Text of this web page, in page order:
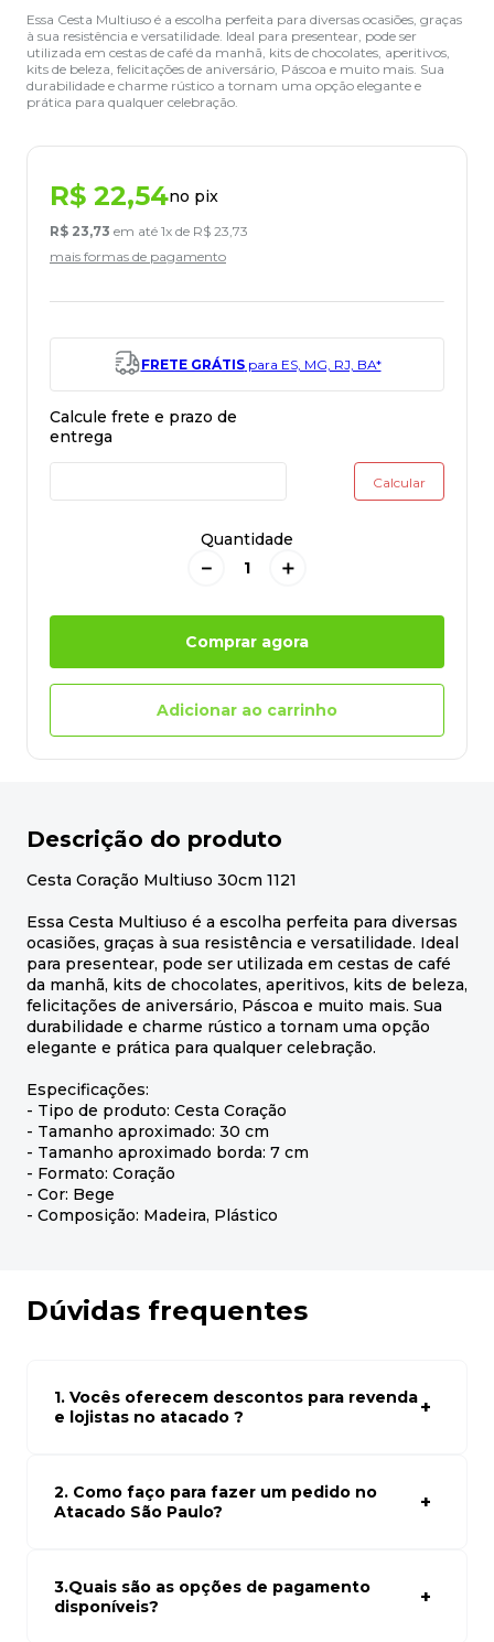
Essa Cesta Multiuso é a escolha perfeita para diversas ocasiões, graças
à sua resistência e versatilidade. Ideal para presentear, pode ser
utilizada em cestas de café da manhã, kits de chocolates, aperitivos,
kits de beleza, felicitações de aniversário, Páscoa e muito mais. Sua
durabilidade e charme rústico a tornam uma opção elegante e
prática para qualquer celebração.
R$ 22,54no pix
R$ 23,73 em até 1x de R$ 23,73
mais formas de pagamento
FRETE GRÁTISpara ES, MG, RJ, BA*
Quantidade
＋
－
Comprar agora
Adicionar ao carrinho
Descrição do produto
Cesta Coração Multiuso 30cm 1121
Essa Cesta Multiuso é a escolha perfeita para diversas
ocasiões, graças à sua resistência e versatilidade. Ideal
para presentear, pode ser utilizada em cestas de café
da manhã, kits de chocolates, aperitivos, kits de beleza,
felicitações de aniversário, Páscoa e muito mais. Sua
durabilidade e charme rústico a tornam uma opção
elegante e prática para qualquer celebração.
Especificações:
- Tipo de produto: Cesta Coração
- Tamanho aproximado: 30 cm
- Tamanho aproximado borda: 7 cm
- Formato: Coração
- Cor: Bege
- Composição: Madeira, Plástico
Dúvidas frequentes
1. Vocês oferecem descontos para revenda
e lojistas no atacado ?
atacado empresas e compre com os melhores preços
para seu modelo de negócio
2. Como faço para fazer um pedido no
Atacado São Paulo?
carrinho. Em seguida, siga as instruções para finalizar a
compra. Se precisar de ajuda, nossa equipe de suporte
está à disposição para auxiliá-lo.
3.Quais são as opções de pagamento
disponíveis?